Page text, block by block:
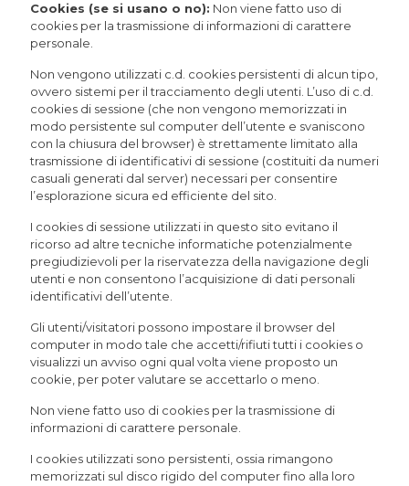
Cookies (se si usano o no): Non viene fatto uso di
cookies per la trasmissione di informazioni di carattere
personale.
Non vengono utilizzati c.d. cookies persistenti di alcun tipo,
ovvero sistemi per il tracciamento degli utenti. L’uso di c.d.
cookies di sessione (che non vengono memorizzati in
modo persistente sul computer dell’utente e svaniscono
con la chiusura del browser) è strettamente limitato alla
trasmissione di identificativi di sessione (costituiti da numeri
casuali generati dal server) necessari per consentire
l’esplorazione sicura ed efficiente del sito.
I cookies di sessione utilizzati in questo sito evitano il
ricorso ad altre tecniche informatiche potenzialmente
pregiudizievoli per la riservatezza della navigazione degli
utenti e non consentono l’acquisizione di dati personali
identificativi dell’utente.
Gli utenti/visitatori possono impostare il browser del
computer in modo tale che accetti/rifiuti tutti i cookies o
visualizzi un avviso ogni qual volta viene proposto un
cookie, per poter valutare se accettarlo o meno.
Non viene fatto uso di cookies per la trasmissione di
informazioni di carattere personale.
I cookies utilizzati sono persistenti, ossia rimangono
memorizzati sul disco rigido del computer fino alla loro